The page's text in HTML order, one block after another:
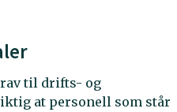
til drifts- og
at personell som står